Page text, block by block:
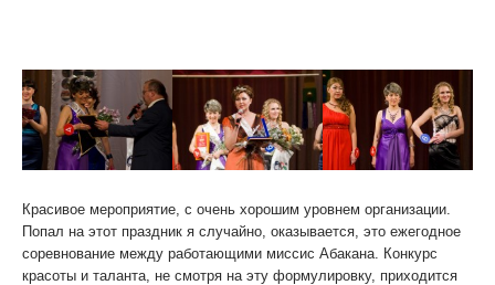
Красивое мероприятие, с очень хорошим уровнем организации.
Попал на этот праздник я случайно, оказывается, это ежегодное
соревнование между работающими миссис Абакана. Конкурс
красоты и таланта, не смотря на эту формулировку, приходится